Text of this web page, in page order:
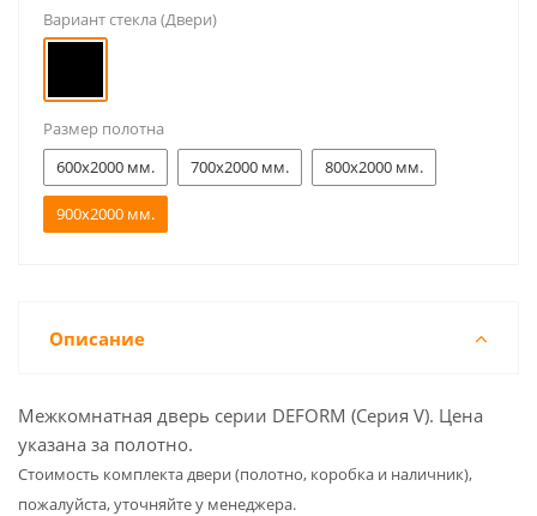
Вариант стекла (Двери)
Размер полотна
600x2000 мм.
700x2000 мм. 800x2000 мм.
900x2000 мм.
Описание
Межкомнатная дверь серии DEFORM (Серия V). Цена
указана за полотно.
Cтоимость комплекта двери (полотно, коробка и наличник),
пожалуйста, уточняйте у менеджера.